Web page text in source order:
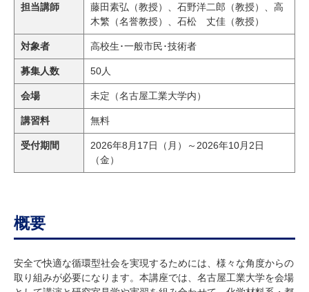
担当講師
藤田素弘（教授）、石野洋二郎（教授）、高
木繁（名誉教授）、石松 丈佳（教授）
対象者 高校生･一般市民･技術者
募集人数 50人
会場 未定（名古屋工業大学内）
講習料 無料
受付期間
2026年8月17日（月）～2026年10月2日
（金）
概要
安全で快適な循環型社会を実現するためには、様々な角度からの
取り組みが必要になります。本講座では、名古屋工業大学を会場